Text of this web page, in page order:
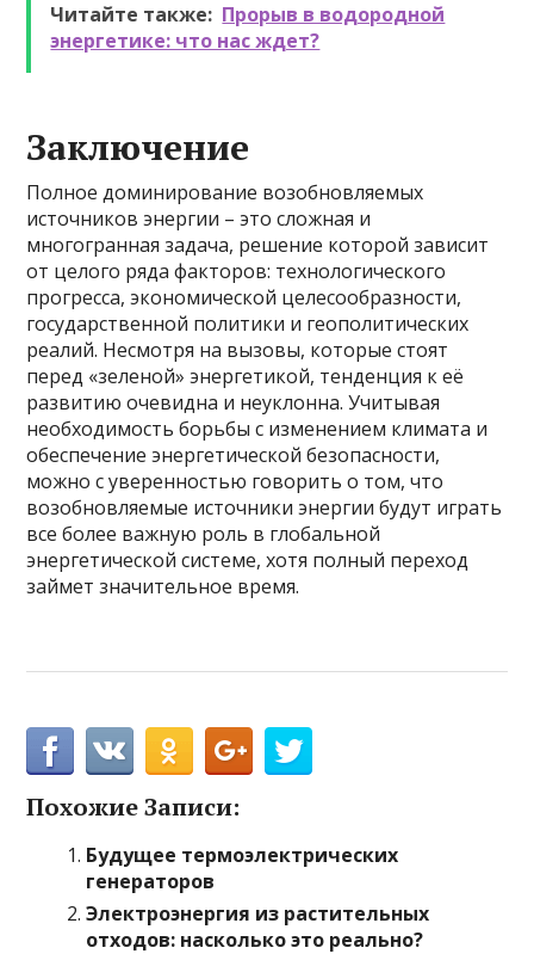
Читайте также: Прорыв в водородной
энергетике: что нас ждет?
Заключение
Полное доминирование возобновляемых
источников энергии – это сложная и
многогранная задача, решение которой зависит
от целого ряда факторов: технологического
прогресса, экономической целесообразности,
государственной политики и геополитических
реалий. Несмотря на вызовы, которые стоят
перед «зеленой» энергетикой, тенденция к её
развитию очевидна и неуклонна. Учитывая
необходимость борьбы с изменением климата и
обеспечение энергетической безопасности,
можно с уверенностью говорить о том, что
возобновляемые источники энергии будут играть
все более важную роль в глобальной
энергетической системе, хотя полный переход
займет значительное время.
Похожие Записи:
Будущее термоэлектрических
генераторов
Электроэнергия из растительных
отходов: насколько это реально?